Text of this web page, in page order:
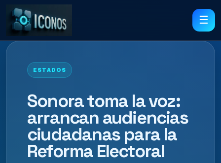
☰
ESTADOS
Sonora toma la voz:
arrancan audiencias
ciudadanas para la
Reforma Electoral